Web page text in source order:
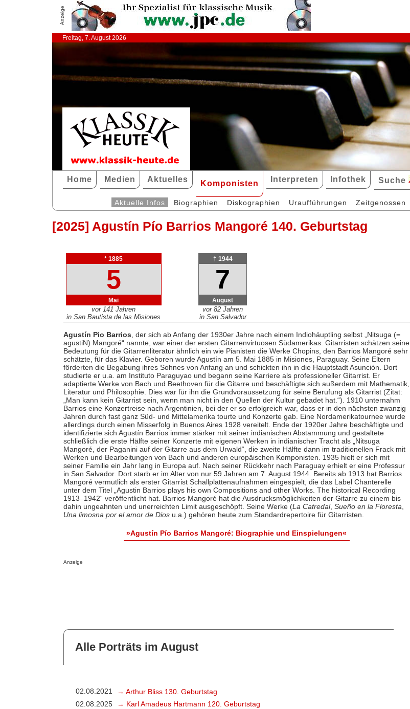
Anzeige
Freitag, 7. August 2026
Home Medien Aktuelles Komponisten Interpreten Infothek Suche
Aktuelle Infos Biographien Diskographien Uraufführungen Zeitgenossen
[2025] Agustín Pío Barrios Mangoré 140. Geburtstag
* 1885
5
Mai
vor 141 Jahren
in San Bautista de las Misiones
† 1944
7
August
vor 82 Jahren
in San Salvador
Agustín Pio Barrios , der sich ab Anfang der 1930er Jahre nach einem Indiohäuptling selbst „Nitsuga (=
agustiN) Mangoré“ nannte, war einer der ersten Gitarrenvirtuosen Südamerikas. Gitarristen schätzen seine
Bedeutung für die Gitarrenliteratur ähnlich ein wie Pianisten die Werke Chopins, den Barrios Mangoré sehr
schätzte, für das Klavier. Geboren wurde Agustín am 5. Mai 1885 in Misiones, Paraguay. Seine Eltern
förderten die Begabung ihres Sohnes von Anfang an und schickten ihn in die Hauptstadt Asunción. Dort
studierte er u.a. am Instituto Paraguyao und begann seine Karriere als professioneller Gitarrist. Er
adaptierte Werke von Bach und Beethoven für die Gitarre und beschäftigte sich außerdem mit Mathematik,
Literatur und Philosophie. Dies war für ihn die Grundvoraussetzung für seine Berufung als Gitarrist (Zitat:
„Man kann kein Gitarrist sein, wenn man nicht in den Quellen der Kultur gebadet hat.“). 1910 unternahm
Barrios eine Konzertreise nach Argentinien, bei der er so erfolgreich war, dass er in den nächsten zwanzig
Jahren durch fast ganz Süd- und Mittelamerika tourte und Konzerte gab. Eine Nordamerikatournee wurde
allerdings durch einen Misserfolg in Buenos Aires 1928 vereitelt. Ende der 1920er Jahre beschäftigte und
identifizierte sich Agustín Barrios immer stärker mit seiner indianischen Abstammung und gestaltete
schließlich die erste Hälfte seiner Konzerte mit eigenen Werken in indianischer Tracht als „Nitsuga
Mangoré, der Paganini auf der Gitarre aus dem Urwald“, die zweite Hälfte dann im traditionellen Frack mit
Werken und Bearbeitungen von Bach und anderen europäischen Komponisten. 1935 hielt er sich mit
seiner Familie ein Jahr lang in Europa auf. Nach seiner Rückkehr nach Paraguay erhielt er eine Professur
in San Salvador. Dort starb er im Alter von nur 59 Jahren am 7. August 1944. Bereits ab 1913 hat Barrios
Mangoré vermutlich als erster Gitarrist Schallplattenaufnahmen eingespielt, die das Label Chanterelle
unter dem Titel „Agustin Barrios plays his own Compositions and other Works. The historical Recording
1913–1942“ veröffentlicht hat. Barrios Mangoré hat die Ausdrucksmöglichkeiten der Gitarre zu einem bis
dahin ungeahnten und unerreichten Limit ausgeschöpft. Seine Werke (La Catredal, Sueño en la Floresta
Una limosna por el amor de Diosu.a.) gehören heute zum Standardrepertoire für Gitarristen.
»Agustín Pío Barrios Mangoré: Biographie und Einspielungen«
Anzeige
Alle Porträts im August
02.08.2021
→ Arthur Bliss 130. Geburtstag
02.08.2025
→ Karl Amadeus Hartmann 120. Geburtstag